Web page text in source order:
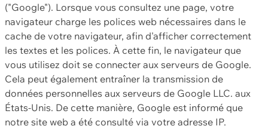
("Google"). Lorsque vous consultez une page, votre
navigateur charge les polices web nécessaires dans le
cache de votre navigateur, afin d'afficher correctement
les textes et les polices. À cette fin, le navigateur que
vous utilisez doit se connecter aux serveurs de Google.
Cela peut également entraîner la transmission de
données personnelles aux serveurs de Google LLC. aux
États-Unis. De cette manière, Google est informé que
notre site web a été consulté via votre adresse IP.